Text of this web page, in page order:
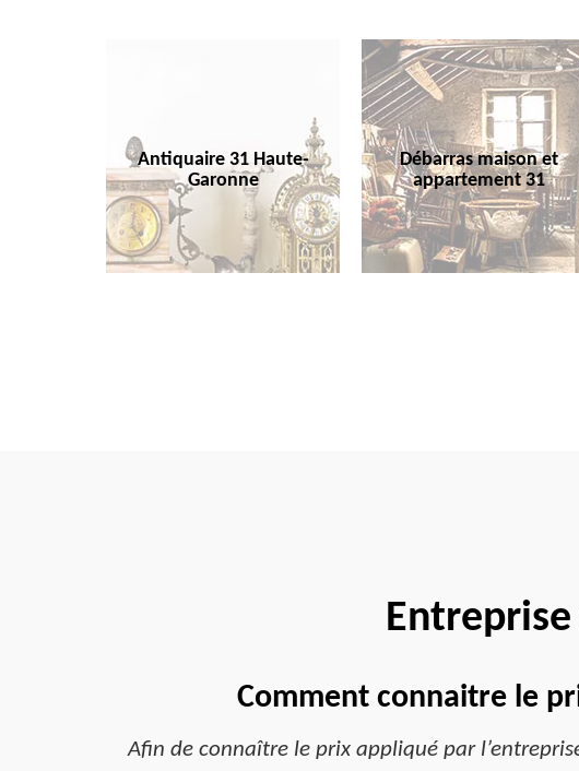
Antiquaire 31 Haute-
Garonne
Débarras maison et
appartement 31
Comment connaitre le
Afin de connaître le prix appliqué par